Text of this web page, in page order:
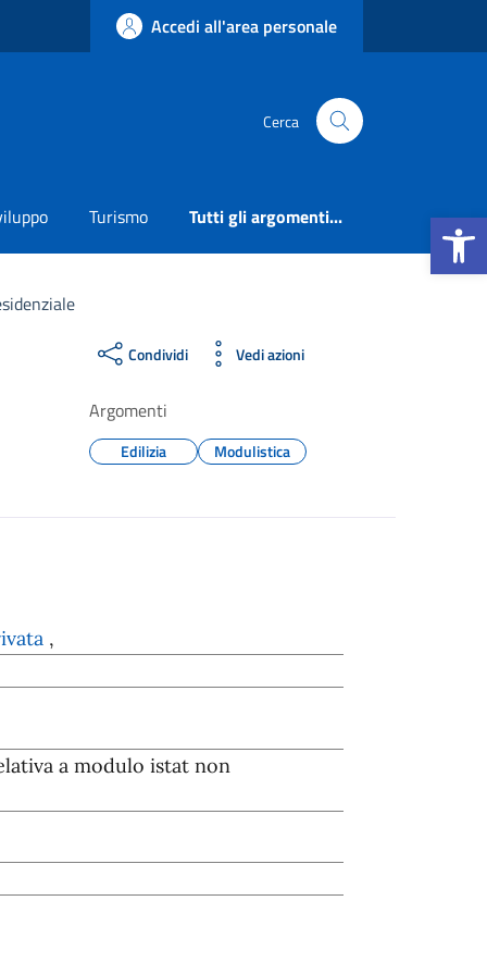
Apri la
Accedi all'area personale
Cerca
Turismo Tutti gli argomenti...
Condividi Vedi azioni
Argomenti
Edilizia Modulistica
,
a modulo istat non